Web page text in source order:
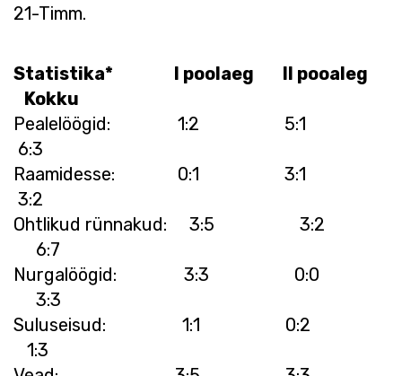
21-Timm.
Statistika* I poolaeg II pooaleg
Kokku
Pealelöögid: 1:2 5:1
6:3
Raamidesse: 0:1 3:1
3:2
Ohtlikud rünnakud: 3:5 3:2
6:7
Nurgalöögid: 3:3 0:0
3:3
Suluseisud: 1:1 0:2
1:3